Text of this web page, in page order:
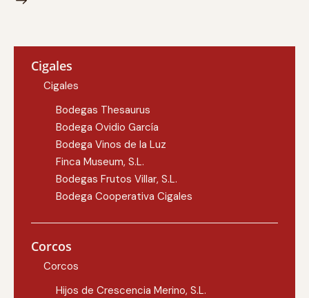
Cigales
Cigales
Bodegas Thesaurus
Bodega Ovidio García
Bodega Vinos de la Luz
Finca Museum, S.L.
Bodegas Frutos Villar, S.L.
Bodega Cooperativa Cigales
Corcos
Corcos
Hijos de Crescencia Merino, S.L.